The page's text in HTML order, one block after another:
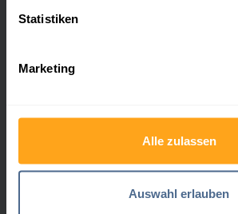
Statistiken
Marketing
Alle zulassen
Auswahl erlauben